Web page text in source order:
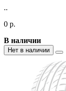
..
0 р.
В наличии
Нет в наличии